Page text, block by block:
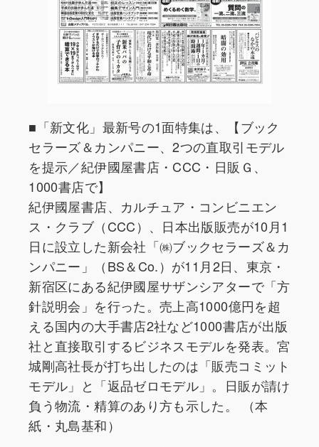
■「新文化」最新号の1面特集は、【ブック
セラーズ＆カンパニー、2つの直取引モデル
を提示／紀伊國屋書店・CCC・日販Ｇ、
1000書店で】
紀伊國屋書店、カルチュア・コンビニエン
ス・クラブ（CCC）、日本出版販売が10月1
日に設立した新会社「㈱ブックセラーズ＆カ
ンパニー」（BS＆Co.）が11月2日、東京・
新宿区にある紀伊國屋サザンシアターで「方
針説明会」を行った。売上高1000億円を超
える国内の大手書店2社など1000書店が出版
社と直接取引するビジネスモデルを発表。宮
城剛高社長が打ち出したのは「販売コミット
モデル」と「返品ゼロモデル」。日販が請け
負う物流・精算のあり方も示した。 （本
紙・丸島基和）